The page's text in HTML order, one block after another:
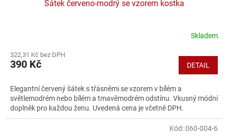
Šátek červeno-modrý se vzorem kostka
Skladem
322,31 Kč bez DPH
390 Kč DETAIL
Elegantní červený šátek s třásněmi se vzorem v bílém a
světlemodrém nebo bílém a tmavěmodrém odstínu. Vkusný módní
doplněk pro každou ženu. Uvedená cena je včetně DPH.
Kód:060-004-6